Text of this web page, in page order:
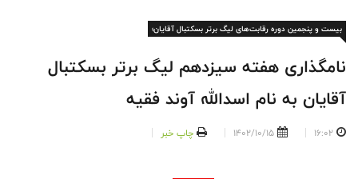
بيست و پنجمین دوره رقابت‌های لیگ برتر بسکتبال آقایان؛
نامگذاری هفته سیزدهم لیگ برتر بسکتبال
آقایان به نام اسدالله آوند فقیه
16:02
1402/10/15 چاپ خبر